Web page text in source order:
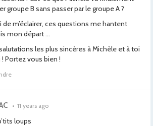
groupe B sans passer par le groupe A ?
de m’éclairer, ces questions me hantent
mon départ …
les plus sincères à Michèle et à toi
! Portez vous bien !
• 11 years ago
loups